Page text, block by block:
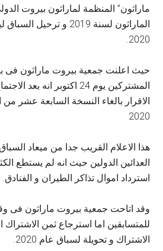
ماراثون” المنظمة لماراثون بيروت
2020.
حيث اعلنت جمعية بيروت ماراثون فى
المشتركين يوم 24 اكتوبر انه
الاقرار بالغاء النسخة السابعة عشر من
2020
هذا الاعلام القريب جدا من ميعاد
العدائين الدولين حيث انه لم يستطع
استرداد اموال تذاكر الطيران و الفنادق.
وقد اتاحت جمعية بيروت ماراثون فى
للمتسابقين اما استرجاع ثمن
الاشتراك و تحويلة لسباق عام 2020.